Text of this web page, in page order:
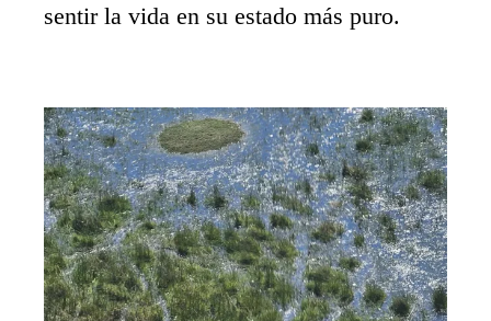
sentir la vida en su estado más puro.